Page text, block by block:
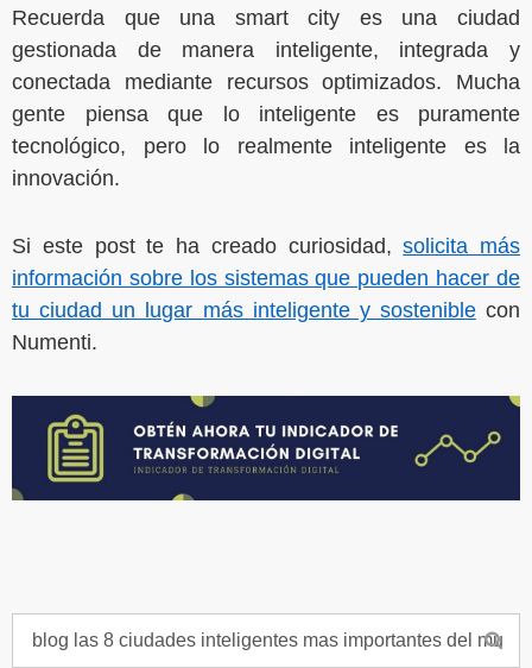
Recuerda que una smart city es una ciudad
gestionada de manera inteligente, integrada y
conectada mediante recursos optimizados. Mucha
gente piensa que lo inteligente es puramente
tecnológico, pero lo realmente inteligente es la
innovación.
Si este post te ha creado curiosidad,solicita más
información sobre los sistemas que pueden hacer de
tu ciudad un lugar más inteligente y sosteniblecon
Numenti.